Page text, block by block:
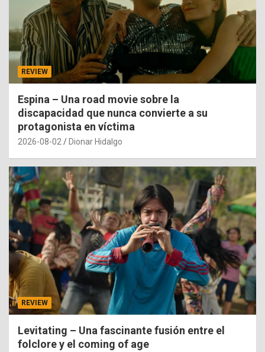
REVIEW
Espina – Una road movie sobre la
discapacidad que nunca convierte a su
protagonista en víctima
2026-08-02 Dionar Hidalgo
REVIEW
Levitating – Una fascinante fusión entre el
folclore y el coming of age